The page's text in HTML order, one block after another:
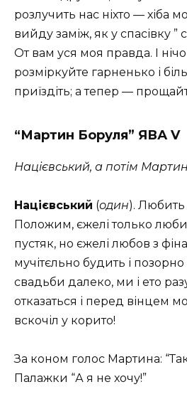
розлучить нас ніхто — хіба
вийду заміж, як у спасівку ”
От вам уся моя правда. І
розміркуйте гарненько і
приїздіть; а тепер —
“Мартин Боруля” ЯВА V
Націєвський, а потім
Націєвський (один). Любить
Положим, єжелі только
пустяк, но єжелі любов з
мучітєльно будить і
свадьби далеко, ми і ето
отказаться і перед вінцем
вскочіл у корито!
За коном голос Мартина:
Палажки “А я не хочу!”